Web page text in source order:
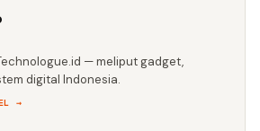
— meliput gadget,
digital Indonesia.
→